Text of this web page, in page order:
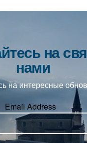
на
нами
на интересные
Email Address